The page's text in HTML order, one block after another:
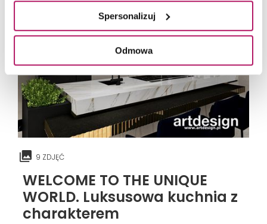
Spersonalizuj
Odmowa
9 ZDJĘĆ
WELCOME TO THE UNIQUE
WORLD. Luksusowa kuchnia z
charakterem